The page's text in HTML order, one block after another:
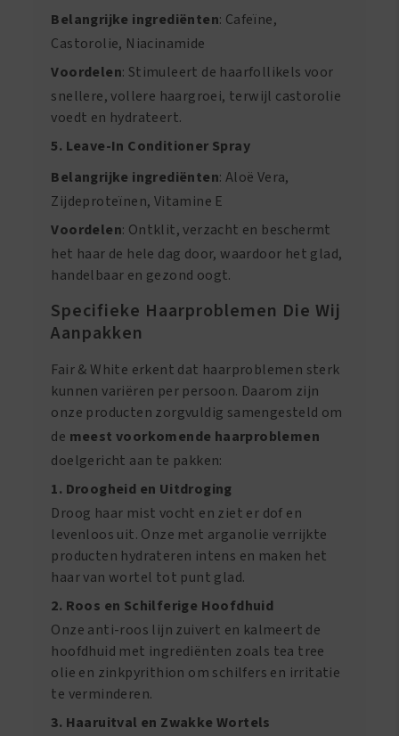
Belangrijke ingrediënten: Cafeïne,
Castorolie, Niacinamide
Voordelen: Stimuleert de haarfollikels voor
snellere, vollere haargroei, terwijl castorolie
voedt en hydrateert.
5. Leave-In Conditioner Spray
Belangrijke ingrediënten: Aloë Vera,
Zijdeproteïnen, Vitamine E
Voordelen: Ontklit, verzacht en beschermt
het haar de hele dag door, waardoor het glad,
handelbaar en gezond oogt.
Specifieke Haarproblemen Die Wij
Aanpakken
Fair & White erkent dat haarproblemen sterk
kunnen variëren per persoon. Daarom zijn
onze producten zorgvuldig samengesteld om
de meest voorkomende haarproblemen
doelgericht aan te pakken:
1. Droogheid en Uitdroging
Droog haar mist vocht en ziet er dof en
levenloos uit. Onze met arganolie verrijkte
producten hydrateren intens en maken het
haar van wortel tot punt glad.
2. Roos en Schilferige Hoofdhuid
Onze anti-roos lijn zuivert en kalmeert de
hoofdhuid met ingrediënten zoals tea tree
olie en zinkpyrithion om schilfers en irritatie
te verminderen.
3. Haaruitval en Zwakke Wortels